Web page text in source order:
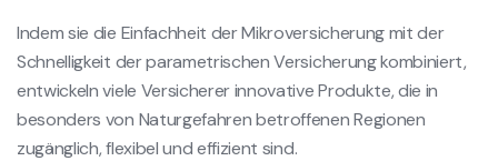
Indem sie die Einfachheit der Mikroversicherung mit der
Schnelligkeit der parametrischen Versicherung kombiniert,
entwickeln viele Versicherer innovative Produkte, die in
besonders von Naturgefahren betroffenen Regionen
zugänglich, flexibel und effizient sind.